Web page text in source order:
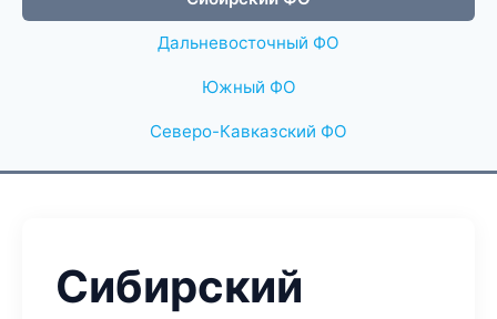
Дальневосточный ФО
Южный ФО
Северо-Кавказский ФО
Сибирский